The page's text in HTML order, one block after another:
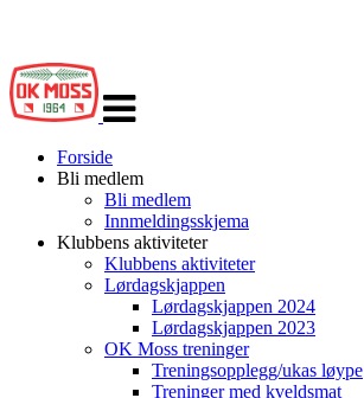
navigasjon
Forside
Bli medlem
Bli medlem
Innmeldingsskjema
Klubbens aktiviteter
Klubbens aktiviteter
Lørdagskjappen
Lørdagskjappen 2024
Lørdagskjappen 2023
OK Moss treninger
Treningsopplegg/ukas løype
Treninger med kveldsmat